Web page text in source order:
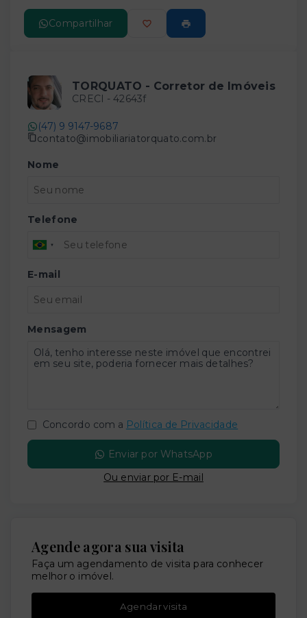
Compartilhar
TORQUATO - Corretor de Imóveis
CRECI - 42643f
(47) 9 9147-9687
contato@imobiliariatorquato.com.br
Nome
Telefone
E-mail
Mensagem
Concordo com a Política de Privacidade
Enviar por WhatsApp
Ou enviar por E-mail
Agende agora sua visita
Faça um agendamento de visita para conhecer
melhor o imóvel.
Agendar visita